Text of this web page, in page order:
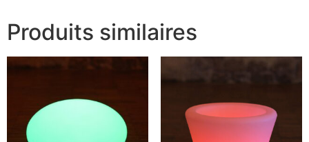
Produits similaires